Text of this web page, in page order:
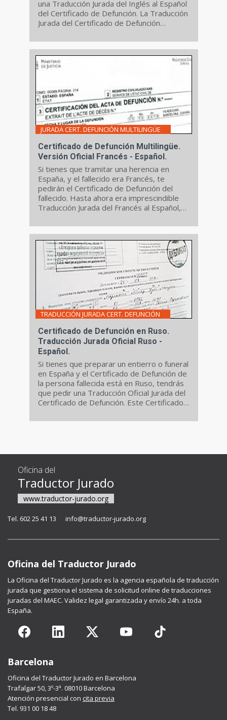
una Traducción Jurada del Inglés al Español
del Certificado de Defunción. La Traducción
Jurada del Certificado de Defunción
una baja en el padrón municipal en España.
JURADA CERT. DEFUNCIÓN MULTILINGÜE
Certificado de Defunción Multilingüe.
Versión Oficial Francés - Español.
Si tienes que tramitar una herencia en
España, y el fallecido era Francés, te
pedirán el Certificado de Defunción del
fallecido. Hasta ahora era imprescindible
Traducción Jurada del Francés al Español,
Multilingüe en Español y Francés.
TRADUCCIÓN JURADA CERT. DEFUNCIÓN
Certificado de Defunción en Ruso.
Traducción Jurada Oficial Ruso -
Español.
Si tienes que preparar un entierro o funeral
en España y el Certificado de Defunción de
la persona fallecida está en Ruso, tendrás
que pedir una Traducción Oficial Jurada del
Certificado de Defunción. Este Certificado
tramitar la herencia en España.
Oficina del
Traductor Jurado
www.traductor-jurado.org
Tel. 602 25 41 13 info@traductor-jurado.org
Oficina del Traductor Jurado
La Oficina del Traductor Jurado es la agencia española de traducción
jurada que gestiona el sistema de solicitud online de traducciones
juradas del MAEC. Validez legal garantizada y envío 24h. a toda
España.
Barcelona
Oficina del Traductor Jurado en Barcelona
Trafalgar 50, 3º-3ª. 08010 Barcelona
Atención presencial con cita previa
Tel. 931 00 18 48